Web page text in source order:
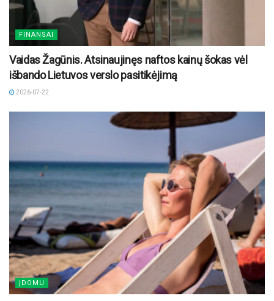
FINANSAI
Vaidas Žagūnis. Atsinaujinęs naftos kainų šokas vėl
išbando Lietuvos verslo pasitikėjimą
2026-07-22
ĮDOMU